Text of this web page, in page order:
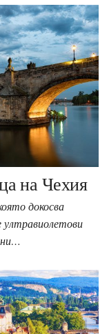
на Чехия
докосва
ултравиолетови